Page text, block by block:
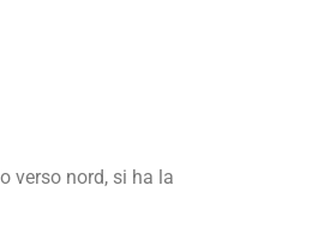
verso nord, si ha la